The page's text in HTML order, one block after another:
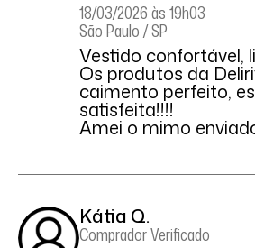
18/03/2026 às 19h03
São Paulo / SP
Vestido confortável,
Os produtos da
caimento perfeito,
satisfeita!!!!
Amei o mimo
Kátia Q.
Comprador Verificado